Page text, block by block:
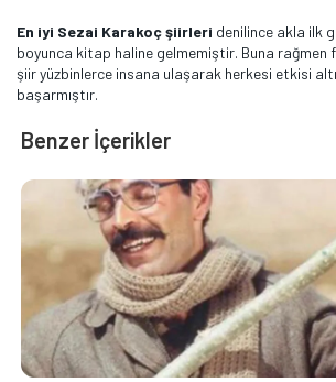
En iyi Sezai Karakoç şiirleri denilince akla ilk
boyunca kitap haline gelmemiştir. Buna rağmen
şiir yüzbinlerce insana ulaşarak herkesi etkisi
başarmıştır.
Benzer İçerikler